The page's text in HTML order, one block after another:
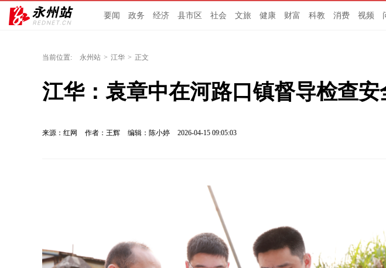
要闻 政务 经济 县市区 社会 文旅 健康 财富 科教 消费 视频
当前位置: 永州站 > 江华 > 正文
江华：袁章中在河路口镇督导检查
来源：红网 作者：王辉 编辑：陈小婷 2026-04-15 09:05:03